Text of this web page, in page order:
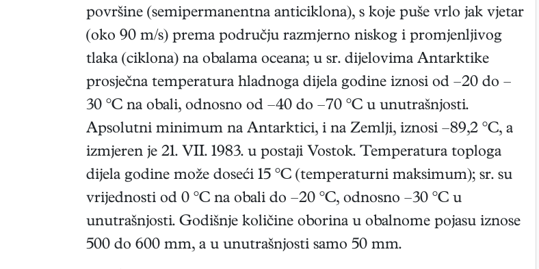
površine (semipermanentna anticiklona), s koje puše vrlo jak vjetar
(oko 90 m/s) prema području razmjerno niskog i promjenljivog
tlaka (ciklona) na obalama oceana; u sr. dijelovima Antarktike
prosječna temperatura hladnoga dijela godine iznosi od –20 do –
30 °C na obali, odnosno od –40 do –70 °C u unutrašnjosti.
Apsolutni minimum na Antarktici, i na Zemlji, iznosi –89,2 °C, a
izmjeren je 21. VII. 1983. u postaji Vostok. Temperatura toploga
dijela godine može doseći 15 °C (temperaturni maksimum); sr. su
vrijednosti od 0 °C na obali do –20 °C, odnosno –30 °C u
unutrašnjosti. Godišnje količine oborina u obalnome pojasu iznose
500 do 600 mm, a u unutrašnjosti samo 50 mm.